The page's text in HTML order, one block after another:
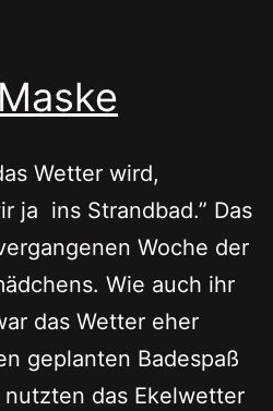
Wetter wird,
ja ins Strandbad.” Das
Woche der
Wie auch ihr
das Wetter eher
geplanten Badespaß
das Ekelwetter